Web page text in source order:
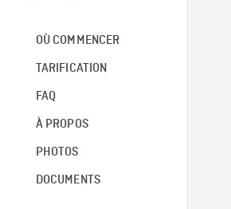
OÙ COMMENCER
TARIFICATION
FAQ
À PROPOS
PHOTOS
DOCUMENTS